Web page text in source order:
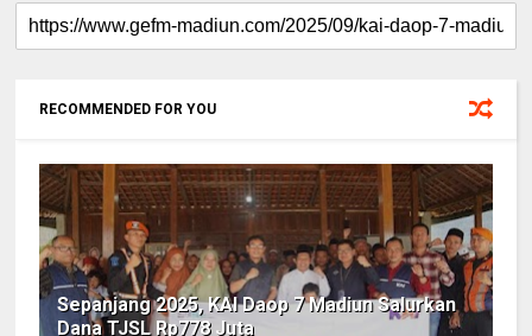
RECOMMENDED FOR YOU
Sepanjang 2025, KAI Daop 7 Madiun Salurkan
Dana TJSL Rp778 Juta